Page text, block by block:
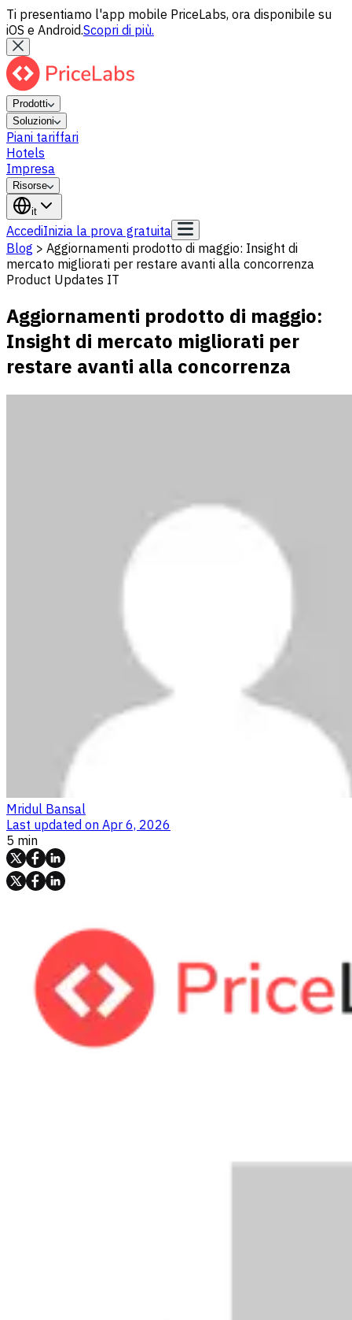
Ti presentiamo l'app mobile PriceLabs, ora disponibile su
iOS e Android.Scopri di più.
Prodotti
Soluzioni
Piani tariffari
Hotels
Impresa
Risorse
it
AccediInizia la prova gratuita
Blog > Aggiornamenti prodotto di maggio: Insight di
mercato migliorati per restare avanti alla concorrenza
Product Updates IT
Aggiornamenti prodotto di maggio:
Insight di mercato migliorati per
restare avanti alla concorrenza
Mridul Bansal
Last updated on Apr 6, 2026
5 min